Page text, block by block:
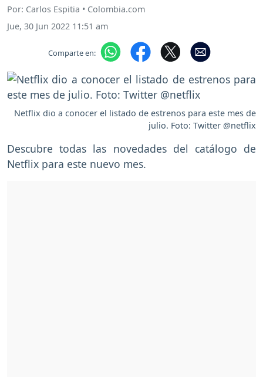
Por: Carlos Espitia • Colombia.com
Jue, 30 Jun 2022 11:51 am
Comparte en:
Netflix dio a conocer el listado de estrenos para este mes de
julio. Foto: Twitter @netflix
Descubre todas las novedades del catálogo de
Netflix para este nuevo mes.